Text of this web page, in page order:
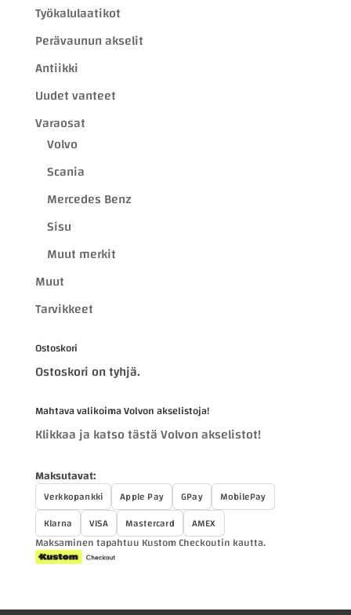
Työkalulaatikot
Perävaunun akselit
Antiikki
Uudet vanteet
Varaosat
Volvo
Scania
Mercedes Benz
Sisu
Muut merkit
Muut
Tarvikkeet
Ostoskori
Ostoskori on tyhjä.
Mahtava valikoima Volvon akselistoja!
Klikkaa ja katso tästä Volvon akselistot!
Maksutavat:
Verkkopankki Apple Pay GPay
MobilePay
Klarna
VISA Mastercard AMEX
Maksaminen tapahtuu Kustom Checkoutin kautta.